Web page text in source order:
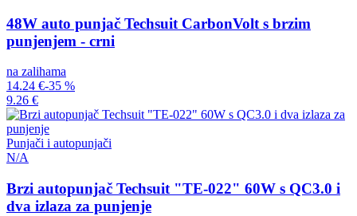
48W auto punjač Techsuit CarbonVolt s brzim
punjenjem - crni
na zalihama
14.24 €-35 %
9.26 €
Punjači i autopunjači
N/A
Brzi autopunjač Techsuit "TE-022" 60W s QC3.0 i
dva izlaza za punjenje